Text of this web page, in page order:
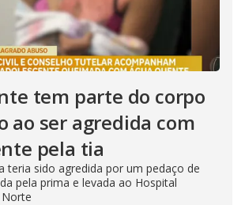
tem parte do corpo
ao ser agredida com
pela tia
teria sido agredida por um pedaço de
pela prima e levada ao Hospital
Norte